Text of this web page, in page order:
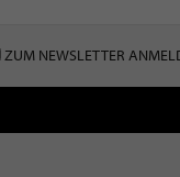
ZUM NEWSLETTER